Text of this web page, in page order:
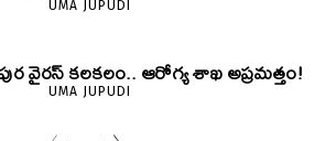
UMA JUPUDI
వైరస్ కలకలం.. ఆరోగ్య శాఖ అప్రమత్తం!
UMA JUPUDI